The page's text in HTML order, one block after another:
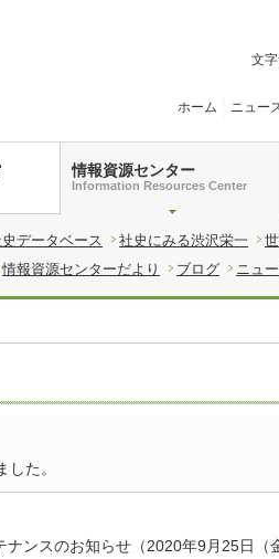
文
ホーム ニュー
情報資源センター
Information Resources Center
データベース 社史にみる渋沢栄一
情報資源センターだより ブログ ニュ
た。
ナンスのお知らせ（2020年9月25日（